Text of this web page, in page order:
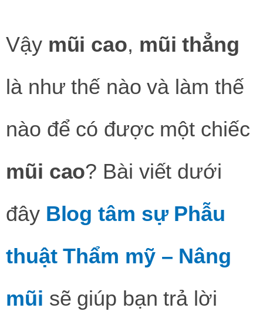
Vậy mũi cao, mũi thẳng
là như thế nào và làm thế
nào để có được một chiếc
mũi cao? Bài viết dưới
đây Blog tâm sự Phẫu
thuật Thẩm mỹ – Nâng
mũi sẽ giúp bạn trả lời